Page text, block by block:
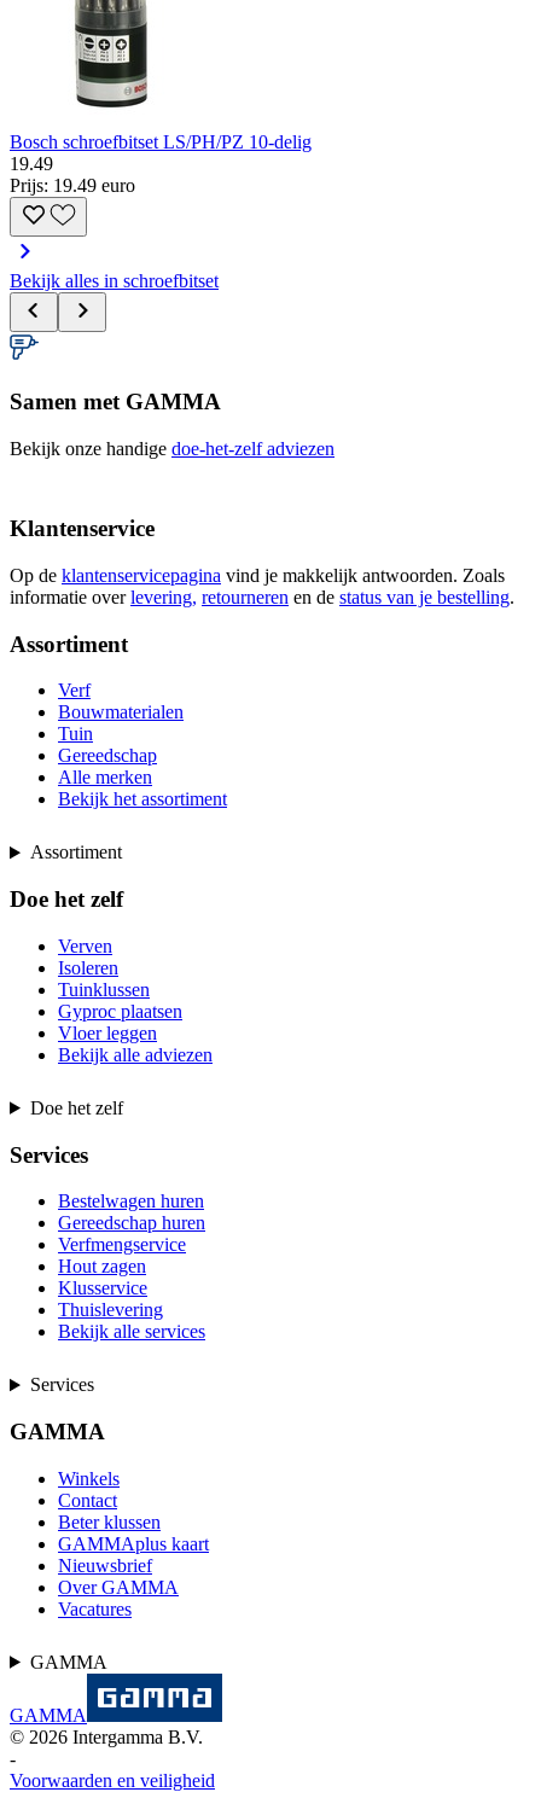
Bosch schroefbitset LS/PH/PZ 10-delig
19.49
Prijs: 19.49 euro
Bekijk alles in schroefbitset
Samen met GAMMA
Bekijk onze handige doe-het-zelf adviezen
Klantenservice
Op de klantenservicepagina vind je makkelijk antwoorden. Zoals
informatie over levering, retourneren en de status van je bestelling.
Assortiment
Verf
Bouwmaterialen
Tuin
Gereedschap
Alle merken
Bekijk het assortiment
Assortiment
Doe het zelf
Verven
Isoleren
Tuinklussen
Gyproc plaatsen
Vloer leggen
Bekijk alle adviezen
Doe het zelf
Services
Bestelwagen huren
Gereedschap huren
Verfmengservice
Hout zagen
Klusservice
Thuislevering
Bekijk alle services
Services
GAMMA
Winkels
Contact
Beter klussen
GAMMAplus kaart
Nieuwsbrief
Over GAMMA
Vacatures
GAMMA
GAMMA
© 2026 Intergamma B.V.
-
Voorwaarden en veiligheid